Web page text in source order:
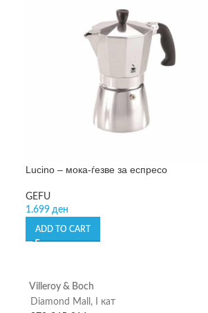
Lucino – мока-ѓезве за еспресо
GEFU
1.699 ден
ADD TO CART
Villeroy & Boch
Diamond Mall, I кат